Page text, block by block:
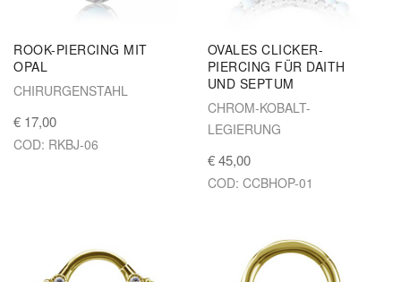
ROOK-PIERCING MIT
OPAL
CHIRURGENSTAHL
€ 17,00
COD: RKBJ-06
OVALES CLICKER-
PIERCING FÜR DAITH
UND SEPTUM
CHROM-KOBALT-
LEGIERUNG
€ 45,00
COD: CCBHOP-01